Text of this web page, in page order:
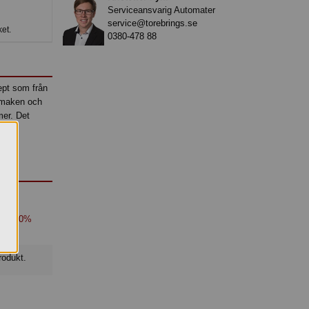
som från
och
Det
100%
Serviceansvarig Automater
service@torebrings.se
0380-478 88